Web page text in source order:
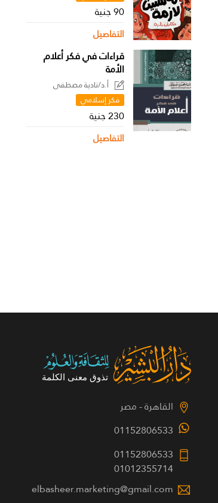
90 جنية
التفاصيل
قراءات في فكر أعلام
الأمة
أ.د/نادية مصطفى
فكر إسلامي
230 جنية
التفاصيل
القاهرة - مصر
01152806533
01152806533
01012355714
elbasheer.marketing@gmail.com